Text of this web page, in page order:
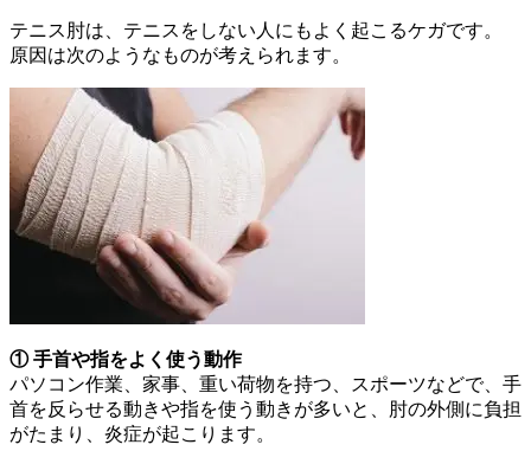
テニス肘は、テニスをしない人にもよく起こるケガです。
原因は次のようなものが考えられます。
① 手首や指をよく使う動作
パソコン作業、家事、重い荷物を持つ、スポーツなどで、手
首を反らせる動きや指を使う動きが多いと、肘の外側に負担
がたまり、炎症が起こります。